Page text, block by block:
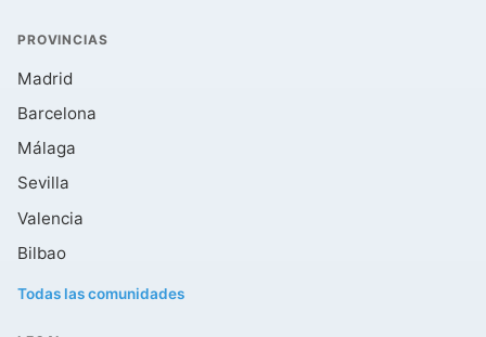
PROVINCIAS
Madrid
Barcelona
Málaga
Sevilla
Valencia
Bilbao
Todas las comunidades